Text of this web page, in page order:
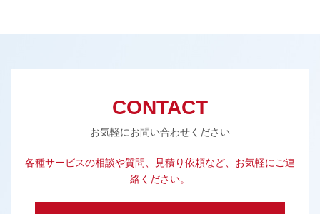
CONTACT
お気軽にお問い合わせください
各種サービスの相談や質問、見積り依頼など、お気軽にご連
絡ください。